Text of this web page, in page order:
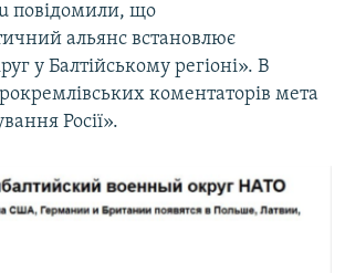
повідомили, що
альянс встановлює
у Балтійському регіоні». В
коментаторів мета
Росії».